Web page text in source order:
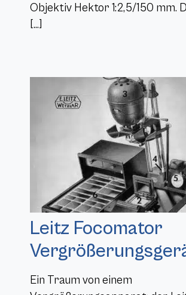
Objektiv Hektor 1:2,5/150 mm.
[…]
Leitz Focomator
Ein Traum von einem